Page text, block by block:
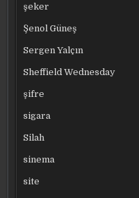
şeker
Şenol Güneş
Sergen Yalçın
Sheffield Wednesday
şifre
sigara
Silah
sinema
site